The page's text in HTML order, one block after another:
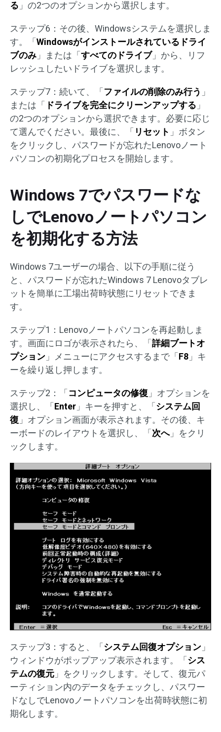
る 」の2つのオプションから選択します。
ステップ6：その後、Windowsシステムを選択しま
す。「Windowsがインストールされているドライ
ブのみ 」または「すべてのドライブ」から、リフ
レッシュしたいドライブを選択します。
ステップ7：続いて、「ファイルの削除のみ行う 」
または「 ドライブを完全にクリーンアップする 」
の2つのオプションから選択できます。必要に応じ
て選んでください。最後に、「 リセット 」ボタン
をクリックし、パスワードが忘れたLenovoノート
パソコンの初期化プロセスを開始します。
Windows 7でパスワードな
しでLenovoノートパソコン
を初期化する方法
Windows 7ユーザーの場合、以下の手順に従う
と、パスワードが忘れたWindows 7 Lenovoタブレ
ットを簡単に工場出荷時状態にリセットできま
す。
ステップ1：Lenovoノートパソコンを再起動しま
す。画面にロゴが表示されたら、「詳細ブートオ
プション 」メニューにアクセスするまで「F8 」キ
ーを繰り返し押します。
ステップ2：「コンピュータの修復 」オプションを
選択し、「Enter 」キーを押すと、「システム回
復 」オプション画面が表示されます。その後、キ
ーボードのレイアウトを選択し、「次へ」をクリ
ックします。
ステップ3：すると、「 システム回復オプション 」
ウィンドウがポップアップ表示されます。「 シス
テムの復元 」をクリックします。そして、復元パ
ーティション内のデータをチェックし、パスワー
ドなしでLenovoノートパソコンを出荷時状態に初
期化します。